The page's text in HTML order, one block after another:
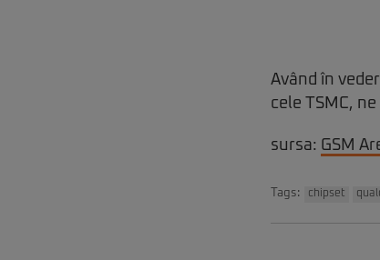
Având în
cele TSMC,
sursa: GSM
Tags: chipset